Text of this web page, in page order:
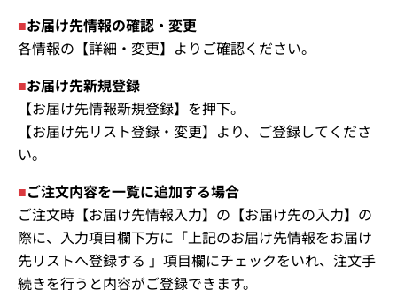
■お届け先情報の確認・変更
各情報の【詳細・変更】よりご確認ください。
■お届け先新規登録
【お届け先情報新規登録】を押下。
【お届け先リスト登録・変更】より、ご登録してくださ
い。
■ご注文内容を一覧に追加する場合
ご注文時【お届け先情報入力】の【お届け先の入力】の
際に、入力項目欄下方に「上記のお届け先情報をお届け
先リストへ登録する 」項目欄にチェックをいれ、注文手
続きを行うと内容がご登録できます。